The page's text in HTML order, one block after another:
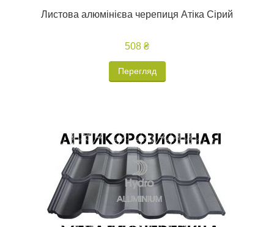
Листова алюмінієва черепиця Атіка Сірий
508 ₴
Перегляд